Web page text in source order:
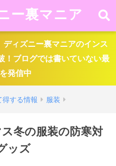
ー裏マニア
ディズニー裏マニアのインス
！ブログでは書いていない最
発信中
得する情報 服装
冬の服装の防寒対
ッズ